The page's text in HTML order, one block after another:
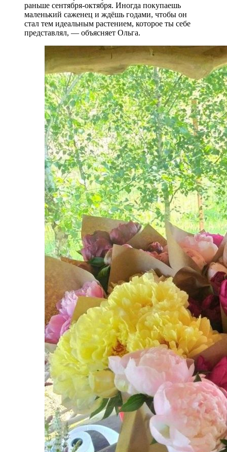
раньше сентября-октября. Иногда покупаешь
маленький саженец и ждёшь годами, чтобы он
стал тем идеальным растением, которое ты себе
представлял, — объясняет Ольга.